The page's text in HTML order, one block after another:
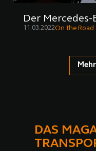
Der Mercedes-
11.03.2022On the Road
DAS